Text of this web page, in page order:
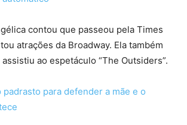
contou que passeou pela Times
atrações da Broadway. Ela também
ao espetáculo “The Outsiders”.
padrasto para defender a mãe e o